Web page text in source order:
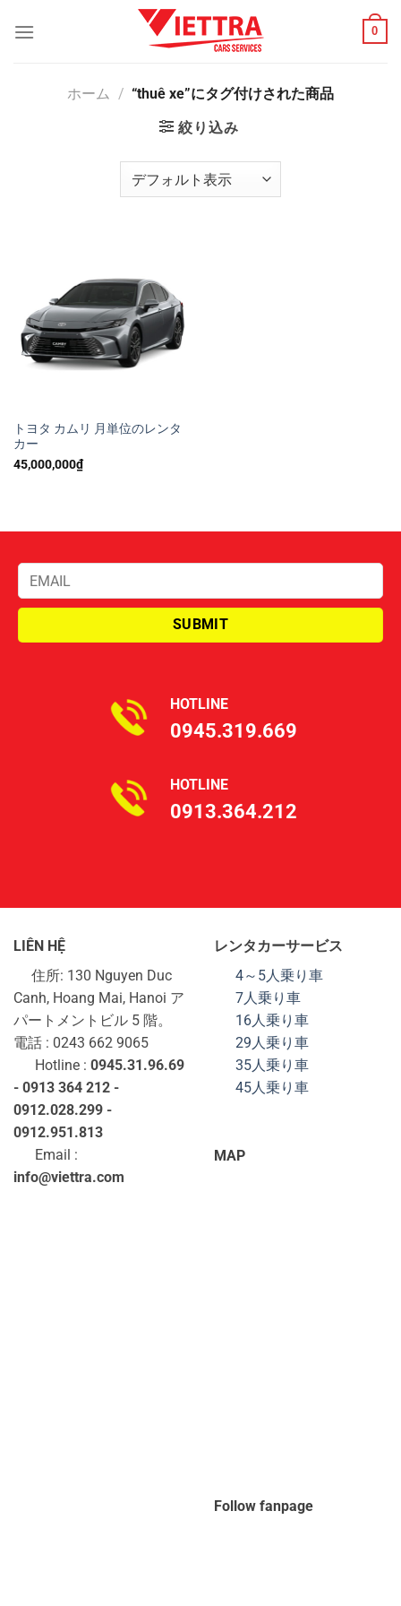
0
ホーム / “thuê xe”にタグ付けされた商品
絞り込み
トヨタ カムリ 月単位のレンタ
カー
45,000,000₫
HOTLINE
0945.319.669
HOTLINE
0913.364.212
LIÊN HỆ
住所: 130 Nguyen Duc
Canh, Hoang Mai, Hanoi ア
パートメントビル 5 階。
電話 : 0243 662 9065
Hotline : 0945.31.96.69
- 0913 364 212 -
0912.028.299 -
0912.951.813
Email :
info@viettra.com
レンタカーサービス
4～5人乗り車
7人乗り車
16人乗り車
29人乗り車
35人乗り車
45人乗り車
MAP
Follow fanpage